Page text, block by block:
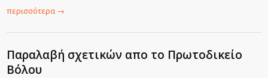
περισσότερα →
Παραλαβή σχετικών απο το Πρωτοδικείο
Βόλου